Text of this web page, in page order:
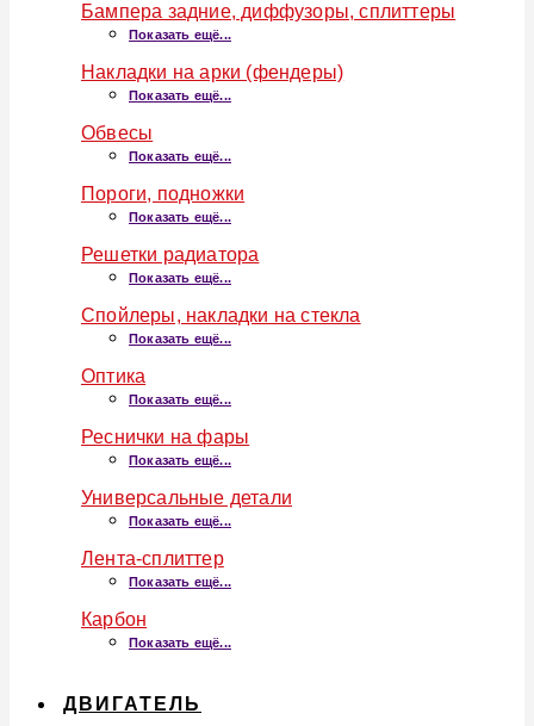
Бампера задние, диффузоры, сплиттеры
Показать ещё...
Накладки на арки (фендеры)
Показать ещё...
Обвесы
Показать ещё...
Пороги, подножки
Показать ещё...
Решетки радиатора
Показать ещё...
Спойлеры, накладки на стекла
Показать ещё...
Оптика
Показать ещё...
Реснички на фары
Показать ещё...
Универсальные детали
Показать ещё...
Лента-сплиттер
Показать ещё...
Карбон
Показать ещё...
ДВИГАТЕЛЬ